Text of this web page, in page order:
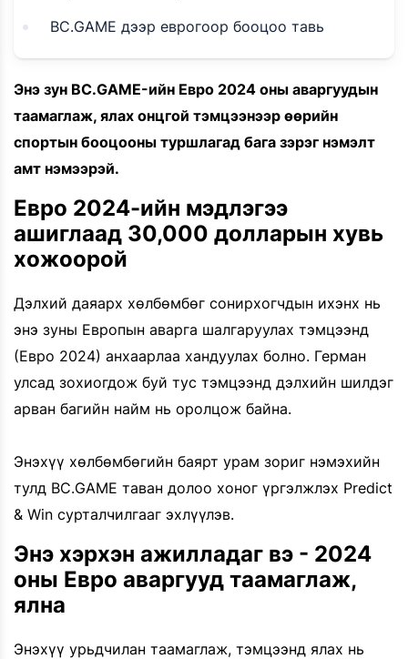
BC.GAME дээр еврогоор бооцоо тавь
Энэ зун BC.GAME-ийн Евро 2024 оны аваргуудын
таамаглаж, ялах онцгой тэмцээнээр өөрийн
спортын бооцооны туршлагад бага зэрэг нэмэлт
амт нэмээрэй.
Евро 2024-ийн мэдлэгээ
ашиглаад 30,000 долларын хувь
хожоорой
Дэлхий даяарх хөлбөмбөг сонирхогчдын ихэнх нь
энэ зуны Европын аварга шалгаруулах тэмцээнд
(Евро 2024) анхаарлаа хандуулах болно. Герман
улсад зохиогдож буй тус тэмцээнд дэлхийн шилдэг
арван багийн найм нь оролцож байна.
Энэхүү хөлбөмбөгийн баярт урам зориг нэмэхийн
тулд BC.GAME таван долоо хоног үргэлжлэх Predict
& Win сурталчилгааг эхлүүлэв.
Энэ хэрхэн ажилладаг вэ - 2024
оны Евро аваргууд таамаглаж,
ялна
Энэхүү урьдчилан таамаглаж, тэмцээнд ялах нь